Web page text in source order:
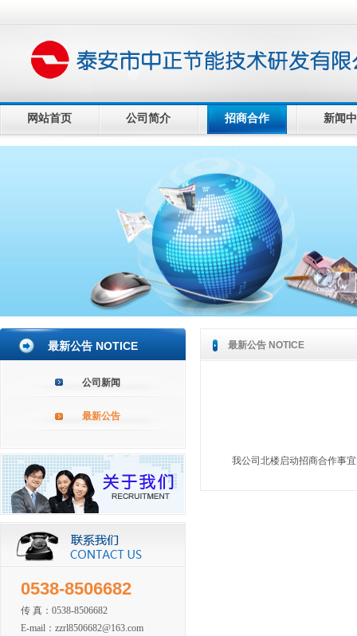
网站首页 公司简介 招商合作 新闻
最新公告 NOTICE
公司新闻
最新公告
0538-8506682
传 真：0538-8506682
E-mail：zzrl8506682@163.com
最新公告 NOTICE
我公司北楼启动招商合作事宜